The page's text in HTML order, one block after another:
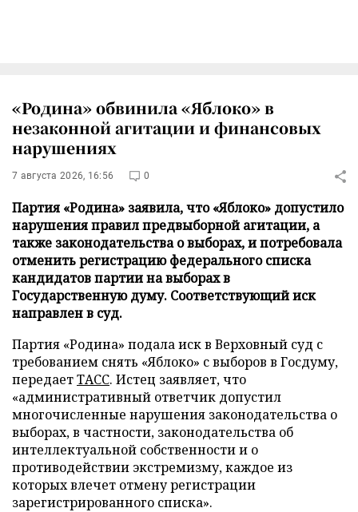
«Родина» обвинила «Яблоко» в
незаконной агитации и финансовых
нарушениях
7 августа 2026, 16:56 0
Партия «Родина» заявила, что «Яблоко» допустило
нарушения правил предвыборной агитации, а
также законодательства о выборах, и потребовала
отменить регистрацию федерального списка
кандидатов партии на выборах в
Государственную думу. Соответствующий иск
направлен в суд.
Партия «Родина» подала иск в Верховный суд с
требованием снять «Яблоко» с выборов в Госдуму,
передаетТАСС. Истец заявляет, что
«административный ответчик допустил
многочисленные нарушения законодательства о
выборах, в частности, законодательства об
интеллектуальной собственности и о
противодействии экстремизму, каждое из
которых влечет отмену регистрации
зарегистрированного списка».